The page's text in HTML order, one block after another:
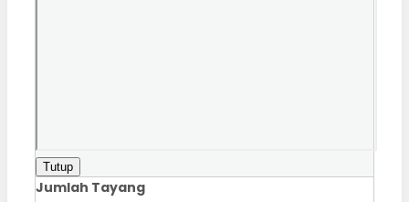
Tutup
Jumlah Tayang